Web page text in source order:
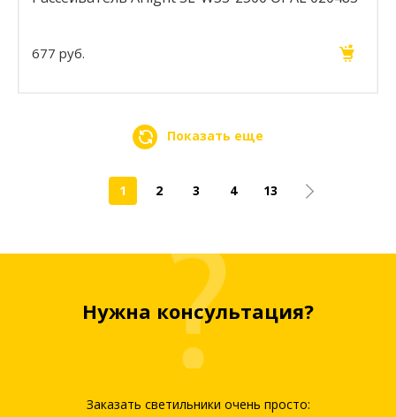
677 руб.
Показать еще
1 2 3 4 13
Нужна консультация?
Заказать светильники очень просто: